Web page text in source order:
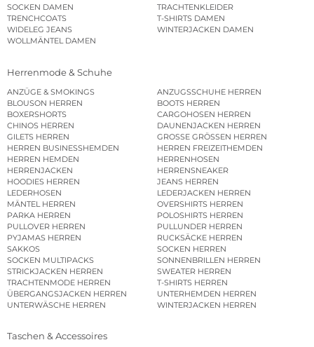
SOCKEN DAMEN
TRACHTENKLEIDER
TRENCHCOATS
T-SHIRTS DAMEN
WIDELEG JEANS
WINTERJACKEN DAMEN
WOLLMÄNTEL DAMEN
Herrenmode & Schuhe
ANZÜGE & SMOKINGS
ANZUGSSCHUHE HERREN
BLOUSON HERREN
BOOTS HERREN
BOXERSHORTS
CARGOHOSEN HERREN
CHINOS HERREN
DAUNENJACKEN HERREN
GILETS HERREN
GROSSE GRÖSSEN HERREN
HERREN BUSINESSHEMDEN
HERREN FREIZEITHEMDEN
HERREN HEMDEN
HERRENHOSEN
HERRENJACKEN
HERRENSNEAKER
HOODIES HERREN
JEANS HERREN
LEDERHOSEN
LEDERJACKEN HERREN
MÄNTEL HERREN
OVERSHIRTS HERREN
PARKA HERREN
POLOSHIRTS HERREN
PULLOVER HERREN
PULLUNDER HERREN
PYJAMAS HERREN
RUCKSÄCKE HERREN
SAKKOS
SOCKEN HERREN
SOCKEN MULTIPACKS
SONNENBRILLEN HERREN
STRICKJACKEN HERREN
SWEATER HERREN
TRACHTENMODE HERREN
T-SHIRTS HERREN
ÜBERGANGSJACKEN HERREN
UNTERHEMDEN HERREN
UNTERWÄSCHE HERREN
WINTERJACKEN HERREN
Taschen & Accessoires